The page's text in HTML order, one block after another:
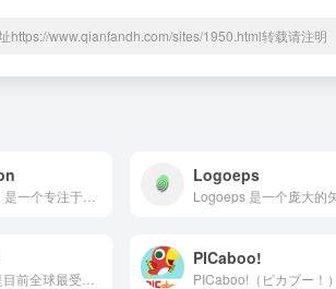
https://www.qianfandh.com/sites/1950.html转载请注明
ShareIcon 是一个专注于提供高质量免费图标下载的在线...
Logoeps
PICaboo!